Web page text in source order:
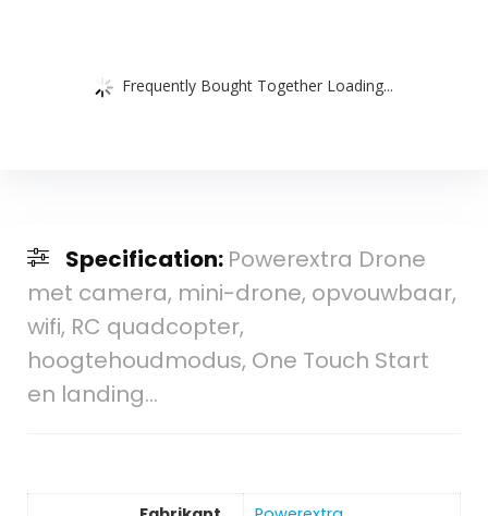
Frequently Bought Together Loading...
Specification: Powerextra Drone
met camera, mini-drone, opvouwbaar,
wifi, RC quadcopter,
hoogtehoudmodus, One Touch Start
en landing…